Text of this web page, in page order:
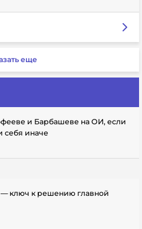
еще
и Барбашеве на ОИ, если
себя иначе
ключ к решению главной